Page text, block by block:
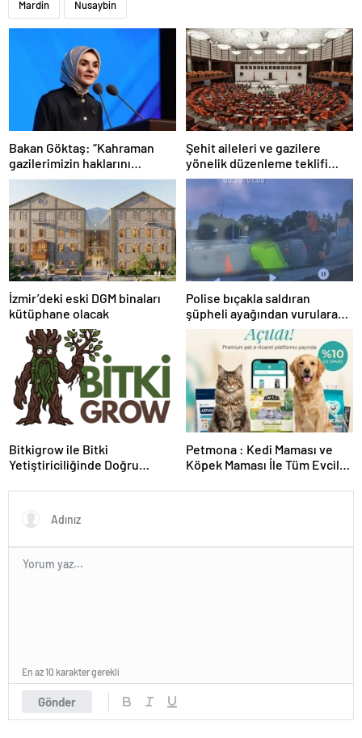
Mardin Nusaybin
Bakan Göktaş: “Kahraman
gazilerimizin haklarını
güçlendiren yeni bir dönemin
kapılarını aralıyoruz”
Şehit aileleri ve gazilere
yönelik düzenleme teklifi
Meclis’te kabul edildi
İzmir’deki eski DGM binaları
kütüphane olacak
Polise bıçakla saldıran
şüpheli ayağından vurularak
yakalandı
Bitkigrow ile Bitki
Yetiştiriciliğinde Doğru
Petmona : Kedi Maması ve
Köpek Maması İle Tüm Evcil
Gönder
En az 10 karakter gerekli